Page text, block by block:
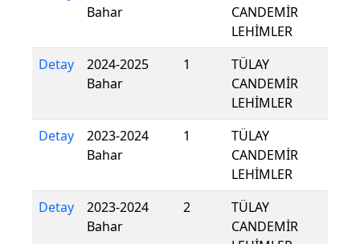
Bahar
CANDEMİR
LEHİMLER
Detay
2024-2025
Bahar
1
TÜLAY
CANDEMİR
LEHİMLER
Detay
2023-2024
Bahar
1
TÜLAY
CANDEMİR
LEHİMLER
Detay
2023-2024
Bahar
2
TÜLAY
CANDEMİR